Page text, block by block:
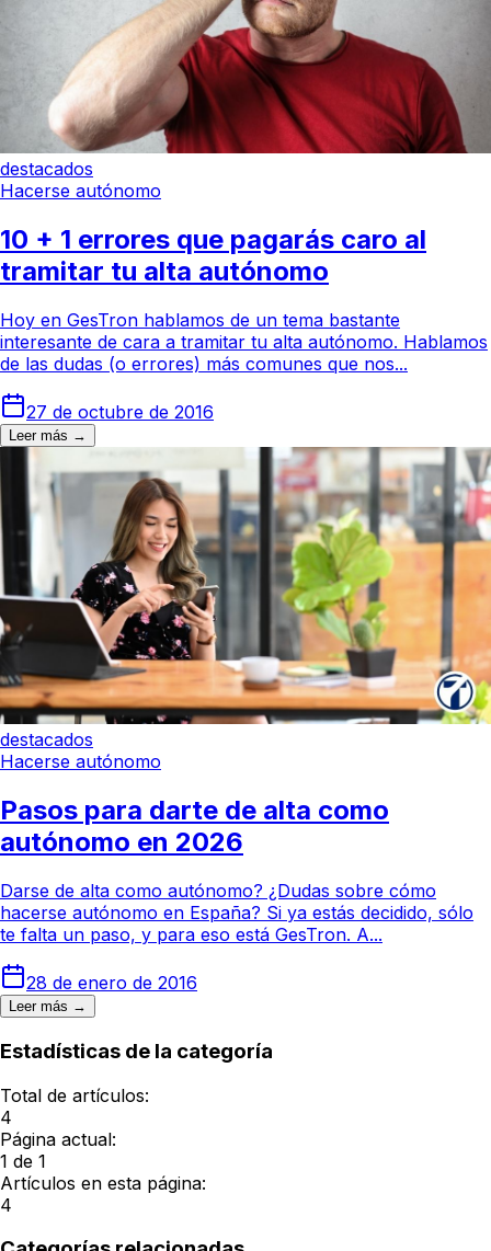
destacados
Hacerse autónomo
10 + 1 errores que pagarás caro al
tramitar tu alta autónomo
Hoy en GesTron hablamos de un tema bastante
interesante de cara a tramitar tu alta autónomo. Hablamos
de las dudas (o errores) más comunes que nos...
27 de octubre de 2016
Leer más →
destacados
Hacerse autónomo
Pasos para darte de alta como
autónomo en 2026
Darse de alta como autónomo? ¿Dudas sobre cómo
hacerse autónomo en España? Si ya estás decidido, sólo
te falta un paso, y para eso está GesTron. A...
28 de enero de 2016
Leer más →
Estadísticas de la categoría
Total de artículos:
4
Página actual:
1 de 1
Artículos en esta página:
4